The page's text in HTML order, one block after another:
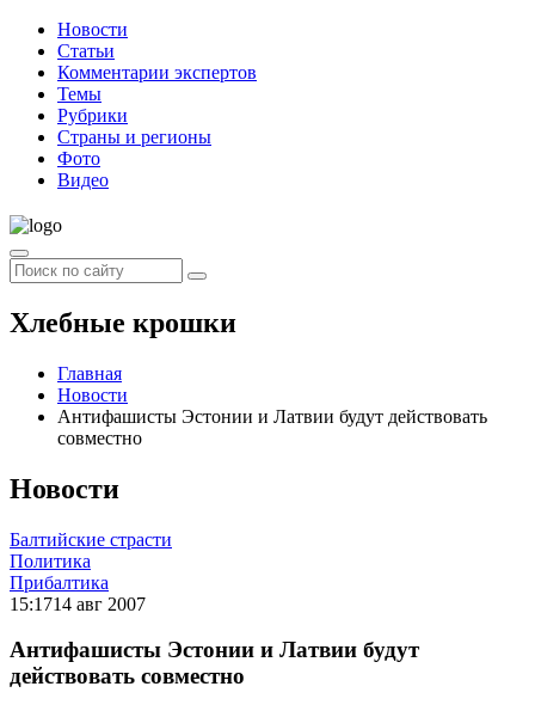
Новости
Статьи
Комментарии экспертов
Темы
Рубрики
Страны и регионы
Фото
Видео
Хлебные крошки
Главная
Новости
Антифашисты Эстонии и Латвии будут действовать
совместно
Новости
Балтийские страсти
Политика
Прибалтика
15:1714 авг 2007
Антифашисты Эстонии и Латвии будут
действовать совместно